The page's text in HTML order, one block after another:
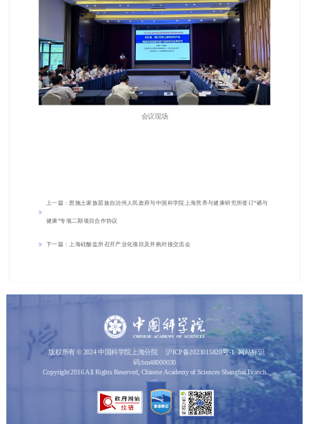
会议现场
上一篇：恩施土家族苗族自治州人民政府与中国科学院上海营养与健康研究所签订“硒与
健康”专项二期项目合作协议
下一篇：上海硅酸盐所召开产业化项目及并购对接交流会
版权所有 © 2024 中国科学院上海分院 沪ICP备2023015820号-1
网站标识
码:bm48000030
Copyright 2016 All Rights Reserved, Chinese Academy of Sciences Shanghai Branch